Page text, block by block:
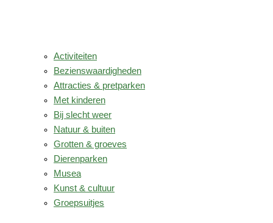
Activiteiten
Bezienswaardigheden
Attracties & pretparken
Met kinderen
Bij slecht weer
Natuur & buiten
Grotten & groeves
Dierenparken
Musea
Kunst & cultuur
Groepsuitjes